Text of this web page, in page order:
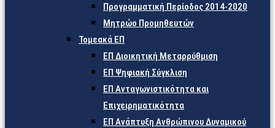
Προγραμματική Περίοδος 2014-2020
Μητρώο Προμηθευτών
Τομεακά ΕΠ
ΕΠ Διοικητική Μεταρρύθμιση
ΕΠ Ψηφιακή Σύγκλιση
ΕΠ Ανταγωνιστικότητα και
Επιχειρηματικότητα
ΕΠ Ανάπτυξη Ανθρώπινου Δυναμικού